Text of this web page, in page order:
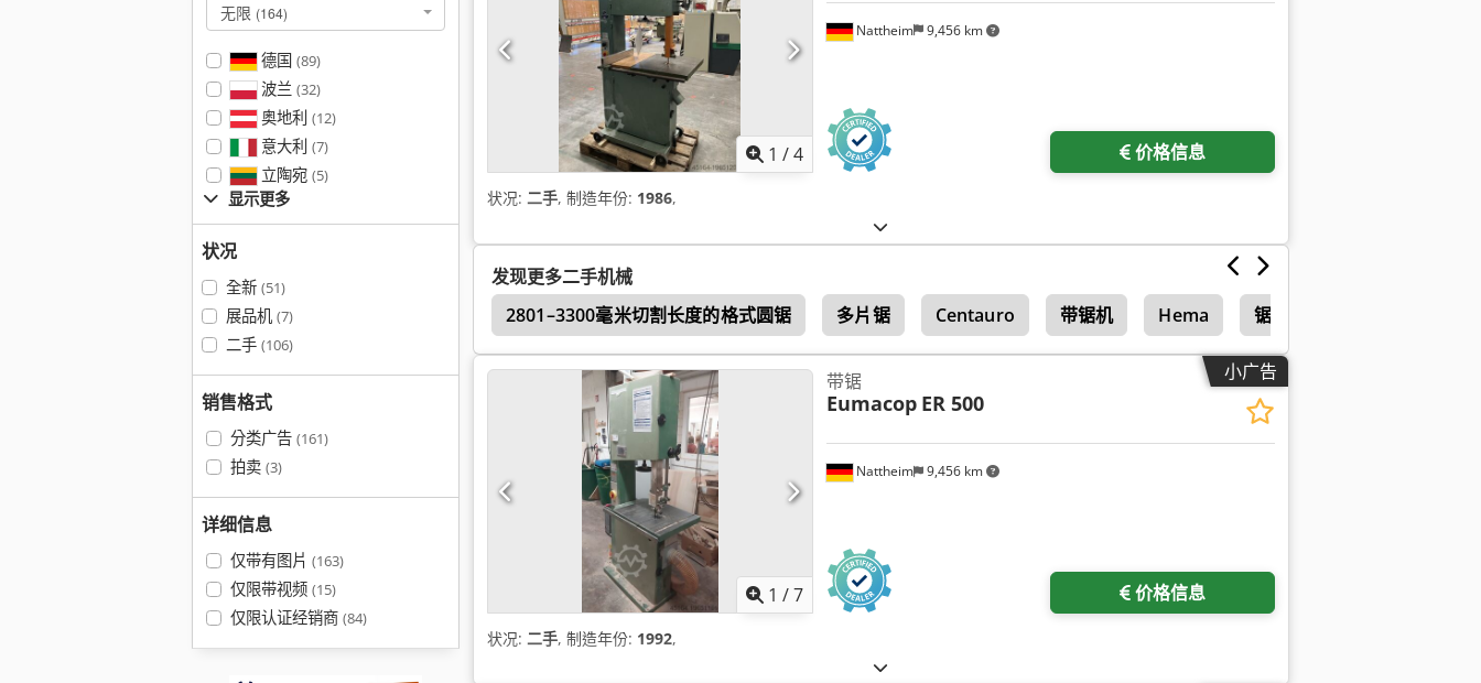
无限 (164)
德国 (89)
波兰 (32)
奥地利 (12)
意大利 (7)
立陶宛 (5)
显示更多
状况
全新 (51)
展品机 (7)
二手 (106)
销售格式
分类广告 (161)
拍卖 (3)
详细信息
仅带有图片 (163)
仅限带视频 (15)
仅限认证经销商 (84)
1 /4
Nattheim 9,456 km
价格信息
状况: 二手, 制造年份: 1986,
发现更多二手机械
2801–3300毫米切割长度的格式圆锯
多片锯 Centauro 带锯机 Hema 锯机
Panhans 261
小广告
1 /7
Nattheim 9,456 km
带锯
Eumacop ER 500
价格信息
状况: 二手, 制造年份: 1992,